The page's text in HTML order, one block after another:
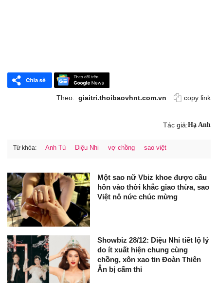
Theo: giaitri.thoibaovhnt.com.vn copy link
Tác giả:Hạ Anh
Từ khóa: Anh Tú Diệu Nhi vợ chồng sao việt
Một sao nữ Vbiz khoe được cầu
hôn vào thời khắc giao thừa, sao
Việt nô nức chúc mừng
Showbiz 28/12: Diệu Nhi tiết lộ lý
do ít xuất hiện chung cùng
chồng, xôn xao tin Đoàn Thiên
Ân bị cấm thi